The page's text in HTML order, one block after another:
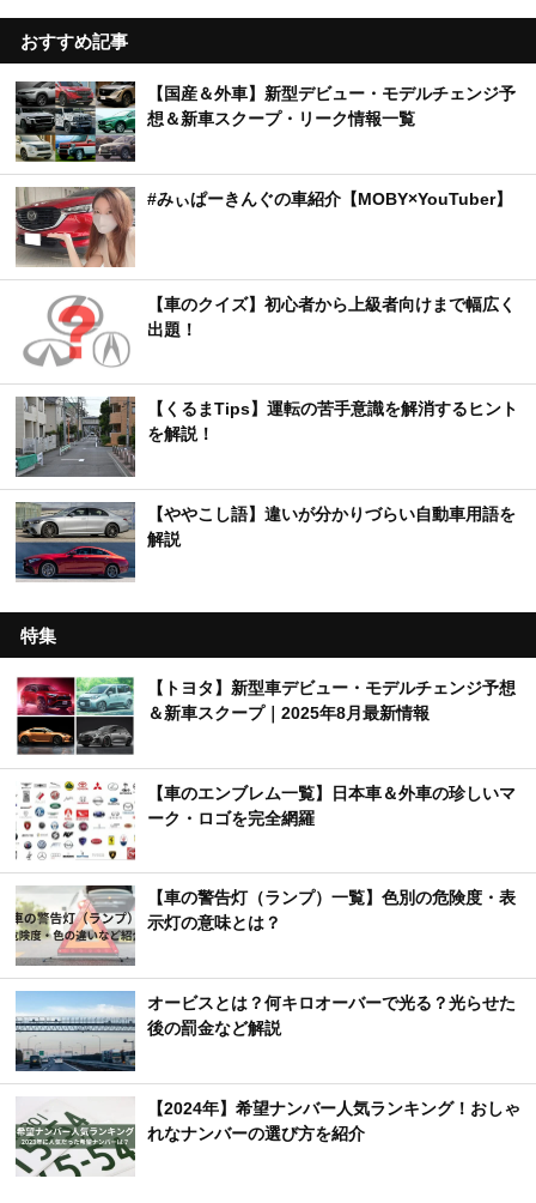
おすすめ記事
【国産＆外車】新型デビュー・モデルチェンジ予
想＆新車スクープ・リーク情報一覧
#みぃぱーきんぐの車紹介【MOBY×YouTuber】
【車のクイズ】初心者から上級者向けまで幅広く
出題！
【くるまTips】運転の苦手意識を解消するヒント
を解説！
【ややこし語】違いが分かりづらい自動車用語を
解説
特集
【トヨタ】新型車デビュー・モデルチェンジ予想
＆新車スクープ｜2025年8月最新情報
【車のエンブレム一覧】日本車＆外車の珍しいマ
ーク・ロゴを完全網羅
【車の警告灯（ランプ）一覧】色別の危険度・表
示灯の意味とは？
オービスとは？何キロオーバーで光る？光らせた
後の罰金など解説
【2024年】希望ナンバー人気ランキング！おしゃ
れなナンバーの選び方を紹介